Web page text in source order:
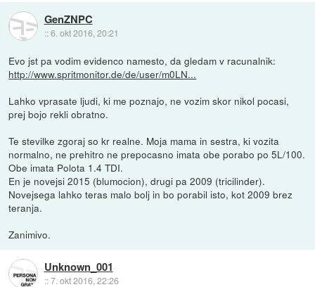
GenZNPC
::6. okt 2016, 20:21
Evo jst pa vodim evidenco namesto, da gledam v racunalnik:
http://www.spritmonitor.de/de/user/m0LN...
Lahko vprasate ljudi, ki me poznajo, ne vozim skor nikol pocasi,
prej bojo rekli obratno.
Te stevilke zgoraj so kr realne. Moja mama in sestra, ki vozita
normalno, ne prehitro ne prepocasno imata obe porabo po 5L/100.
Obe imata Polota 1.4 TDI.
En je novejsi 2015 (blumocion), drugi pa 2009 (tricilinder).
Novejsega lahko teras malo bolj in bo porabil isto, kot 2009 brez
teranja.
Zanimivo.
Unknown_001
::7. okt 2016, 22:26